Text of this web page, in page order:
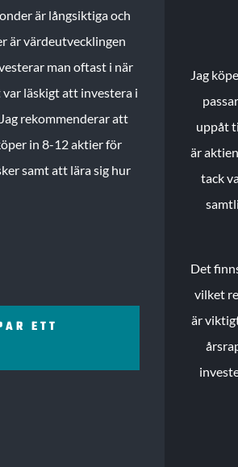
är långsiktiga och
är värdeutvecklingen
man oftast i när
var läskigt att investera i
rekommenderar att
in 8-12 aktier för
samt att lära sig hur
ETT
Jag
uppåt
är
tack
Det
vilket
är